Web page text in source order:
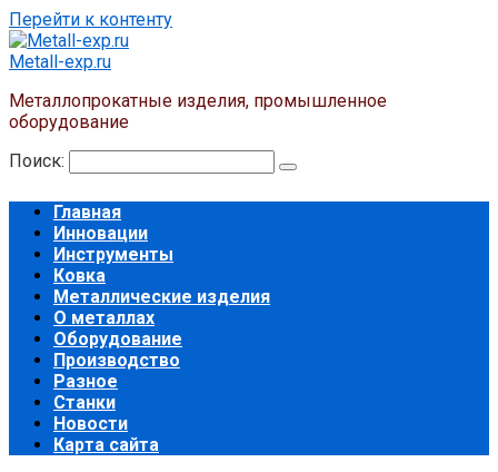
Перейти к контенту
Metall-exp.ru
Металлопрокатные изделия, промышленное
оборудование
Поиск:
Главная
Инновации
Инструменты
Ковка
Металлические изделия
О металлах
Оборудование
Производство
Разное
Станки
Новости
Карта сайта